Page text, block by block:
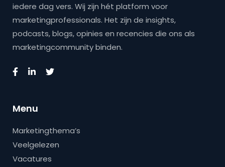
iedere dag vers. Wij zijn hét platform voor
marketingprofessionals. Het zijn de insights,
podcasts, blogs, opinies en recencies die ons als
marketingcommunity binden.
Menu
Marketingthema’s
Veelgelezen
Vacatures